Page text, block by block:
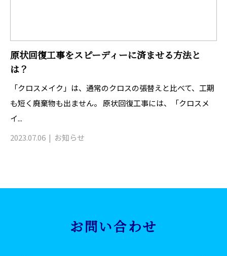
原状回復工事をスピーディーに済ませる方法と
は？
「クロスメイク」は、通常のクロスの張替えと比べて、工期
も短く廃棄物も出ません。 原状回復工事には、「クロスメ
イ...
2023.07.06
お知らせ
お問い合わせ